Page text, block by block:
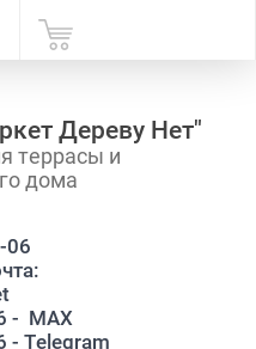
Дереву Нет"
террасы и
дома
06
- MAX
- Telegram